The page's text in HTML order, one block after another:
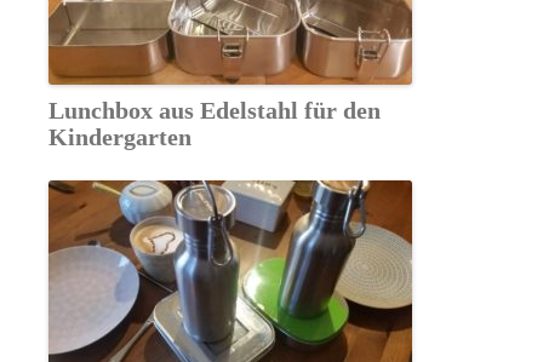
Lunchbox aus Edelstahl für den
Kindergarten